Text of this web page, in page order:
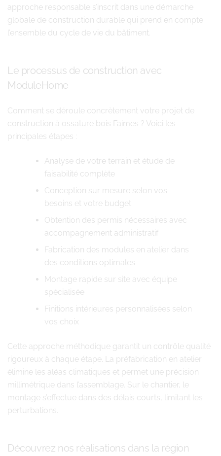
approche responsable s’inscrit dans une démarche
globale de construction durable qui prend en compte
l’ensemble du cycle de vie du bâtiment.
Le processus de construction avec
ModuleHome
Comment se déroule concrètement votre projet de
construction à ossature bois Faimes ? Voici les
principales étapes :
Analyse de votre terrain et étude de
faisabilité complète
Conception sur mesure selon vos
besoins et votre budget
Obtention des permis nécessaires avec
accompagnement administratif
Fabrication des modules en atelier dans
des conditions optimales
Montage rapide sur site avec équipe
spécialisée
Finitions intérieures personnalisées selon
vos choix
Cette approche méthodique garantit un contrôle qualité
rigoureux à chaque étape. La préfabrication en atelier
élimine les aléas climatiques et permet une précision
millimétrique dans l’assemblage. Sur le chantier, le
montage s’effectue dans des délais courts, limitant les
perturbations.
Découvrez nos réalisations dans la région